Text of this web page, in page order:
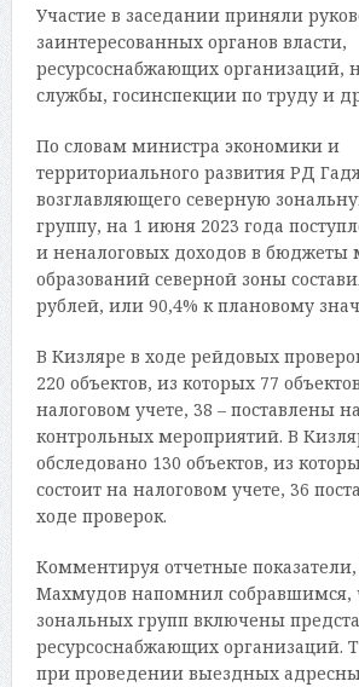
Участие в заседании приняли
заинтересованных органов власти,
ресурсоснабжающих организаций,
службы, госинспекции по труду и
По словам министра экономики и
территориального развития РД
возглавляющего северную
группу, на 1 июня 2023 года
и неналоговых доходов в
образований северной зоны
рублей, или 90,4% к плановому
В Кизляре в ходе рейдовых
220 объектов, из которых 77
налоговом учете, 38 – поставлены
контрольных мероприятий. В
обследовано 130 объектов, из
состоит на налоговом учете, 36
ходе проверок.
Комментируя отчетные
Махмудов напомнил собравшимся,
зональных групп включены
ресурсоснабжающих организаций.
при проведении выездных